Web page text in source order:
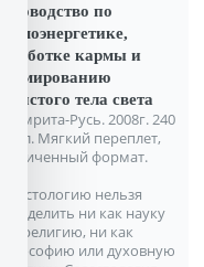
руководство по
космоэнергетике,
отработке кармы и
формированию
лучистого тела света
М. Амрита-Русь. 2008г. 240
с. илл. Мягкий переплет,
Увеличенный формат.
Селестологию нельзя
определить ни как науку
или религию, ни как
философию или духовную